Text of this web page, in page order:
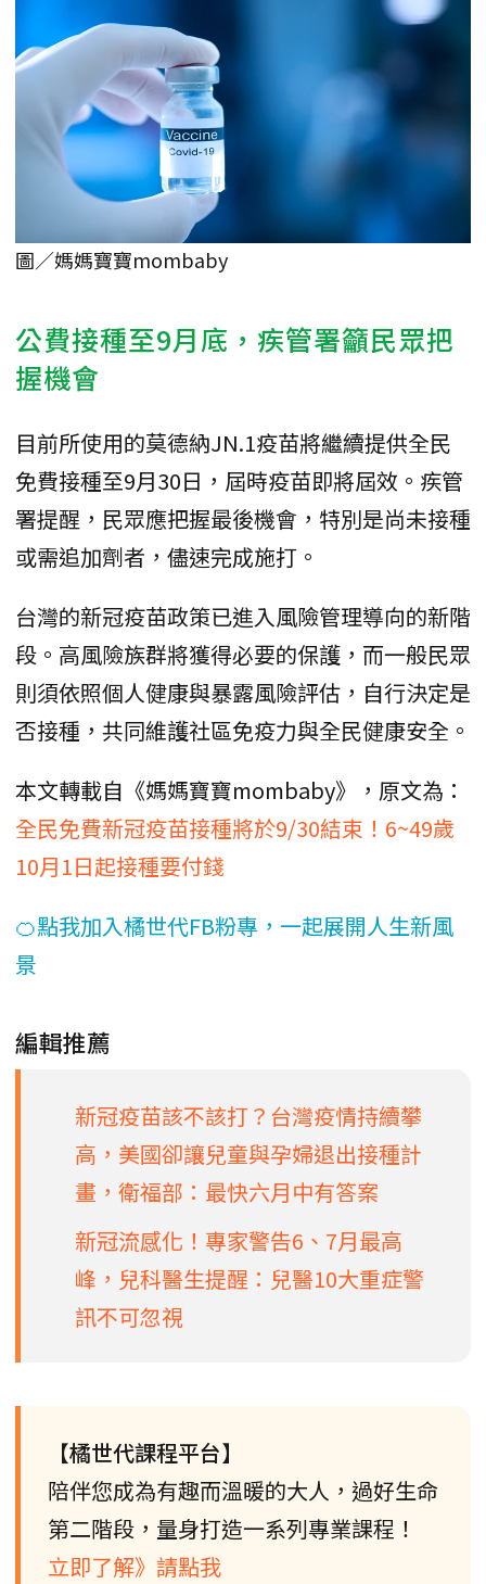
圖／媽媽寶寶mombaby
公費接種至9月底，疾管署籲民眾把
握機會
目前所使用的莫德納JN.1疫苗將繼續提供全民
免費接種至9月30日，屆時疫苗即將屆效。疾管
署提醒，民眾應把握最後機會，特別是尚未接種
或需追加劑者，儘速完成施打。
台灣的新冠疫苗政策已進入風險管理導向的新階
段。高風險族群將獲得必要的保護，而一般民眾
則須依照個人健康與暴露風險評估，自行決定是
否接種，共同維護社區免疫力與全民健康安全。
本文轉載自《媽媽寶寶mombaby》，原文為：
全民免費新冠疫苗接種將於9/30結束！6~49歲
10月1日起接種要付錢
🍊點我加入橘世代FB粉專，一起展開人生新風
景
編輯推薦
新冠疫苗該不該打？台灣疫情持續攀
高，美國卻讓兒童與孕婦退出接種計
畫，衛福部：最快六月中有答案
新冠流感化！專家警告6、7月最高
峰，兒科醫生提醒：兒醫10大重症警
訊不可忽視
【橘世代課程平台】
陪伴您成為有趣而溫暖的大人，過好生命
第二階段，量身打造一系列專業課程！
立即了解》請點我